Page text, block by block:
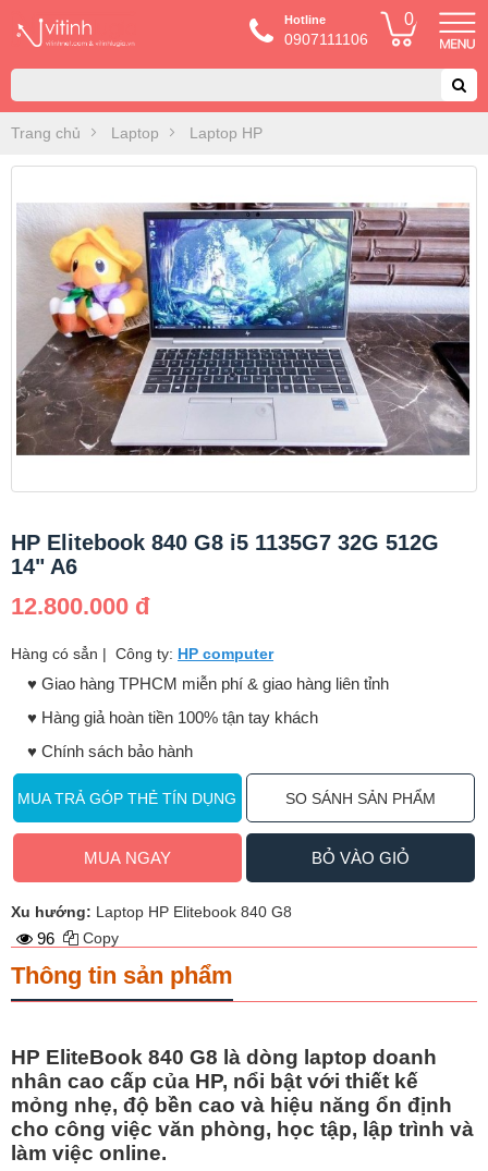
Hotline
0907111106
0
Trang chủ Laptop Laptop HP
HP Elitebook 840 G8 i5 1135G7 32G 512G
14" A6
12.800.000 đ
Hàng có sẳn | Công ty: HP computer
♥️ Giao hàng TPHCM miễn phí & giao hàng liên tỉnh
♥️ Hàng giả hoàn tiền 100% tận tay khách
♥️ Chính sách bảo hành
MUA TRẢ GÓP THẺ TÍN DỤNG SO SÁNH SẢN PHẨM
MUA NGAY BỎ VÀO GIỎ
Xu hướng: Laptop HP Elitebook 840 G8
96 Copy
Thông tin sản phẩm
HP EliteBook 840 G8 là dòng laptop doanh
nhân cao cấp của HP, nổi bật với thiết kế
mỏng nhẹ, độ bền cao và hiệu năng ổn định
cho công việc văn phòng, học tập, lập trình và
làm việc online.